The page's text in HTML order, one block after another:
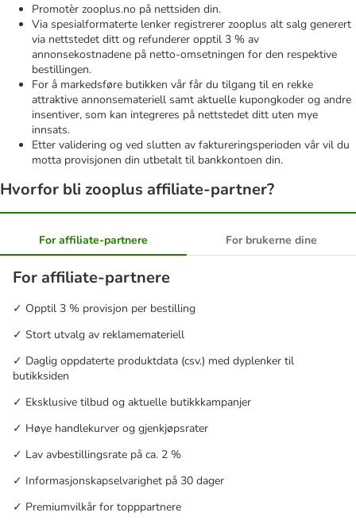
Promotèr zooplus.no på nettsiden din.
Via spesialformaterte lenker registrerer zooplus alt salg generert
via nettstedet ditt og refunderer opptil 3 % av
annonsekostnadene på netto-omsetningen for den respektive
bestillingen.
For å markedsføre butikken vår får du tilgang til en rekke
attraktive annonsemateriell samt aktuelle kupongkoder og andre
insentiver, som kan integreres på nettstedet ditt uten mye
innsats.
Etter validering og ved slutten av faktureringsperioden vår vil du
motta provisjonen din utbetalt til bankkontoen din.
Hvorfor bli zooplus affiliate-partner?
For affiliate-partnere For brukerne dine
For affiliate-partnere
✓ Opptil 3 % provisjon per bestilling
✓ Stort utvalg av reklamemateriell
✓ Daglig oppdaterte produktdata (csv.) med dyplenker til
butikksiden
✓ Eksklusive tilbud og aktuelle butikkkampanjer
✓ Høye handlekurver og gjenkjøpsrater
✓ Lav avbestillingsrate på ca. 2 %
✓ Informasjonskapselvarighet på 30 dager
✓ Premiumvilkår for topppartnere